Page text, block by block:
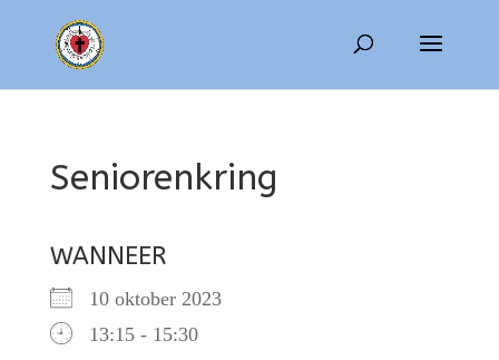
Seniorenkring
WANNEER
10 oktober 2023
13:15 - 15:30